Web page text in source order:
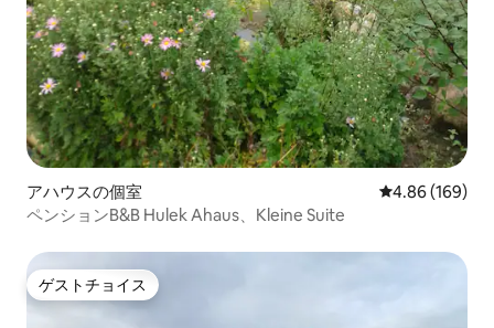
アハウスの個室 レビュー169
4.86 (169)
ペンションB&B Hulek Ahaus、Kleine Suite
ゲストチョイス
ゲストチョイス